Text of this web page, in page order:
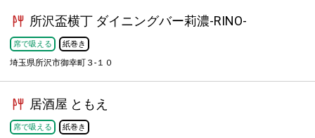
所沢盃横丁 ダイニングバー莉濃-RINO-
席で吸える 紙巻き
埼玉県所沢市御幸町３-１０
居酒屋 ともえ
席で吸える 紙巻き